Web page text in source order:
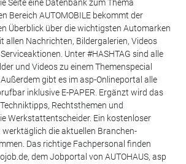
Seite eine Datenbank zum Thema
Bereich AUTOMOBILE bekommt der
Überblick über die wichtigsten Automarken
allen Nachrichten, Bildergalerien, Videos
Unter #HASHTAG sind alle
und Videos zu einem Themenspecial
gibt es im asp-Onlineportal alle
inklusive E-PAPER. Ergänzt wird das
Rechtsthemen und
Werkstattentscheider. Ein kostenloser
werktäglich die aktuellen Branchen-
Das richtige Fachpersonal finden
dem Jobportal von AUTOHAUS, asp